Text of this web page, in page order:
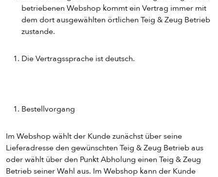
betriebenen Webshop kommt ein Vertrag immer mit
dem dort ausgewählten örtlichen Teig & Zeug Betrieb
zustande.
Die Vertragssprache ist deutsch.
Bestellvorgang
Im Webshop wählt der Kunde zunächst über seine
Lieferadresse den gewünschten Teig & Zeug Betrieb aus
oder wählt über den Punkt Abholung einen Teig & Zeug
Betrieb seiner Wahl aus. Im Webshop kann der Kunde